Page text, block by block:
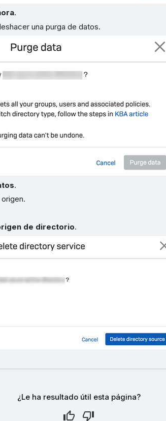
.
una purga de datos.
.
de directorio.
¿Le ha resultado útil esta página?